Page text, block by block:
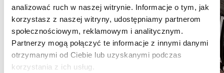
analizować ruch w naszej witrynie. Informacje o tym, jak
korzystasz z naszej witryny, udostępniamy partnerom
społecznościowym, reklamowym i analitycznym.
Partnerzy mogą połączyć te informacje z innymi danymi
otrzymanymi od Ciebie lub uzyskanymi podczas
korzystania z ich usług.